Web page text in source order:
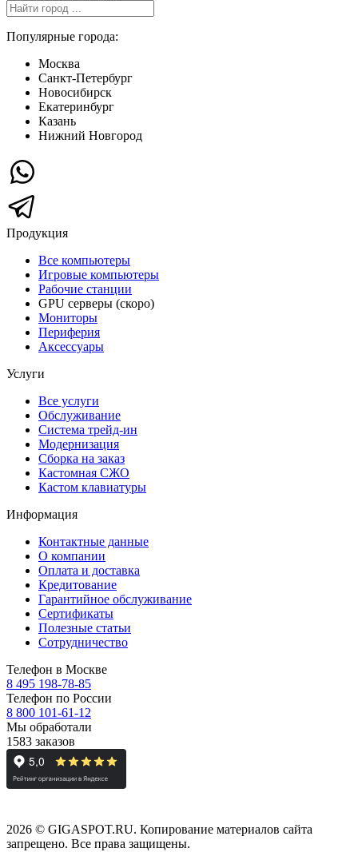
Популярные города:
Москва
Санкт-Петербург
Новосибирск
Екатеринбург
Казань
Нижний Новгород
Продукция
Все компьютеры
Игровые компьютеры
Рабочие станции
GPU серверы (скоро)
Мониторы
Периферия
Аксессуары
Услуги
Все услуги
Обслуживание
Система трейд-ин
Модернизация
Сборка на заказ
Кастомная СЖО
Кастом клавиатуры
Информация
Контактные данные
О компании
Оплата и доставка
Кредитование
Гарантийное обслуживание
Сертификаты
Полезные статьи
Сотрудничество
Телефон в Москве
8 495 198-78-85
Телефон по России
8 800 101-61-12
Мы обработали
1583 заказов
2026 © GIGASPOT.RU. Копирование материалов сайта
запрещено. Все права защищены.